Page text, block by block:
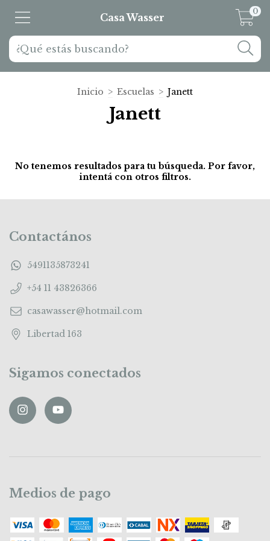
Casa Wasser
0
Inicio > Escuelas > Janett
Janett
No tenemos resultados para tu búsqueda. Por favor,
intentá con otros filtros.
Contactános
5491135873241
+54 11 43826366
casawasser@hotmail.com
Libertad 163
Sigamos conectados
Medios de pago